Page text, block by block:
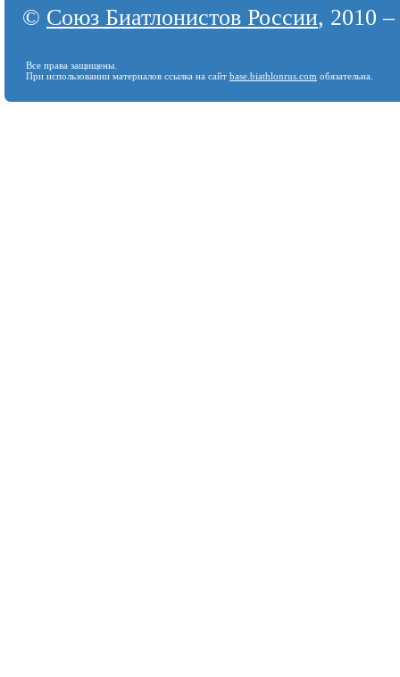
© Союз Биатлонистов России, 2010
Все права защищены.
При использовании материалов ссылка на сайт base.biathlonrus.com обязательна.